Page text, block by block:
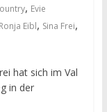
, Evie
Ronja Eibl, Sina Frei,
hat sich im Val
in der